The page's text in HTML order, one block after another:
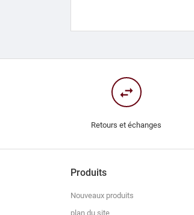
swap_horiz
Retours et échanges
Produits
Nouveaux produits
plan du site